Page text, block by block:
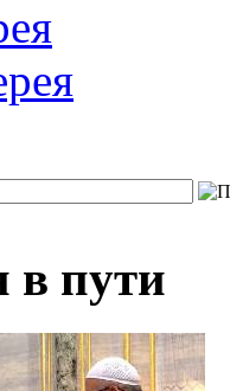
в пути